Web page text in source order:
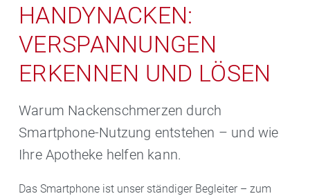
HANDYNACKEN:
VERSPANNUNGEN
ERKENNEN UND LÖSEN
Warum Nackenschmerzen durch
Smartphone-Nutzung entstehen – und wie
Ihre Apotheke helfen kann.
Das Smartphone ist unser ständiger Begleiter – zum